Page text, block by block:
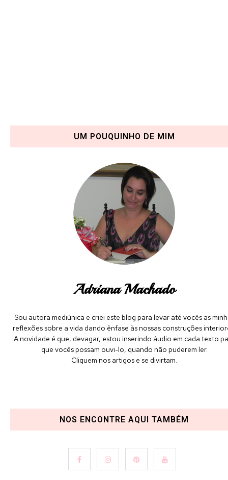
UM POUQUINHO DE MIM
Adriana Machado
Sou autora mediúnica e criei este blog para levar até vocês as
reflexões sobre a vida dando ênfase às nossas construções
A novidade é que, devagar, estou inserindo áudio em cada texto
que vocês possam ouvi-lo, quando não puderem ler.
Cliquem nos artigos e se divirtam.
NOS ENCONTRE AQUI TAMBÉM